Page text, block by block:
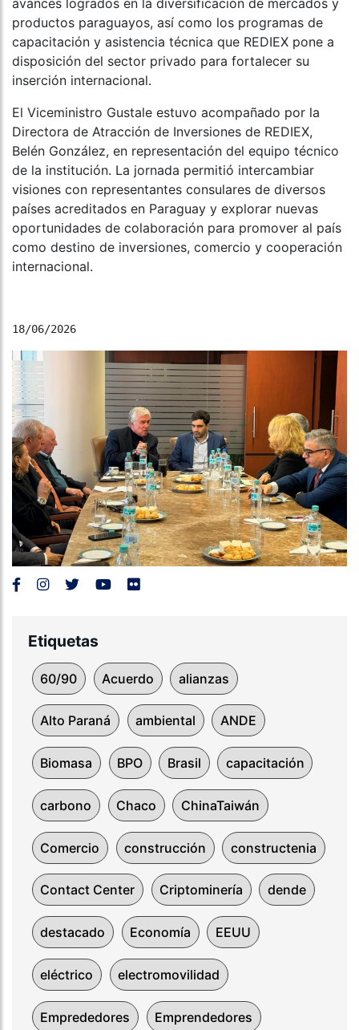
avances logrados en la diversificación de mercados y
productos paraguayos, así como los programas de
capacitación y asistencia técnica que REDIEX pone a
disposición del sector privado para fortalecer su
inserción internacional.
El Viceministro Gustale estuvo acompañado por la
Directora de Atracción de Inversiones de REDIEX,
Belén González, en representación del equipo técnico
de la institución. La jornada permitió intercambiar
visiones con representantes consulares de diversos
países acreditados en Paraguay y explorar nuevas
oportunidades de colaboración para promover al país
como destino de inversiones, comercio y cooperación
internacional.
18/06/2026
Etiquetas
60/90 Acuerdo alianzas
Alto Paraná ambiental ANDE
Biomasa BPO Brasil capacitación
carbono Chaco ChinaTaiwán
Comercio construcción constructenia
Contact Center Criptominería dende
destacado Economía EEUU
eléctrico electromovilidad
Emprededores Emprendedores